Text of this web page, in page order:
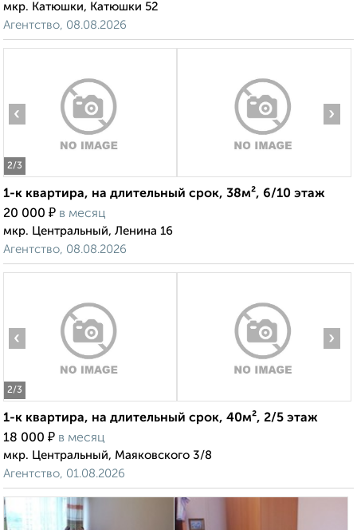
мкр. Катюшки, Катюшки 52
Агентство, 08.08.2026
2/3
‹ ›
1-к квартира, на длительный срок, 38м², 6/10 этаж
20 000 ₽ в месяц
мкр. Центральный, Ленина 16
Агентство, 08.08.2026
2/3
‹ ›
1-к квартира, на длительный срок, 40м², 2/5 этаж
18 000 ₽ в месяц
мкр. Центральный, Маяковского 3/8
Агентство, 01.08.2026